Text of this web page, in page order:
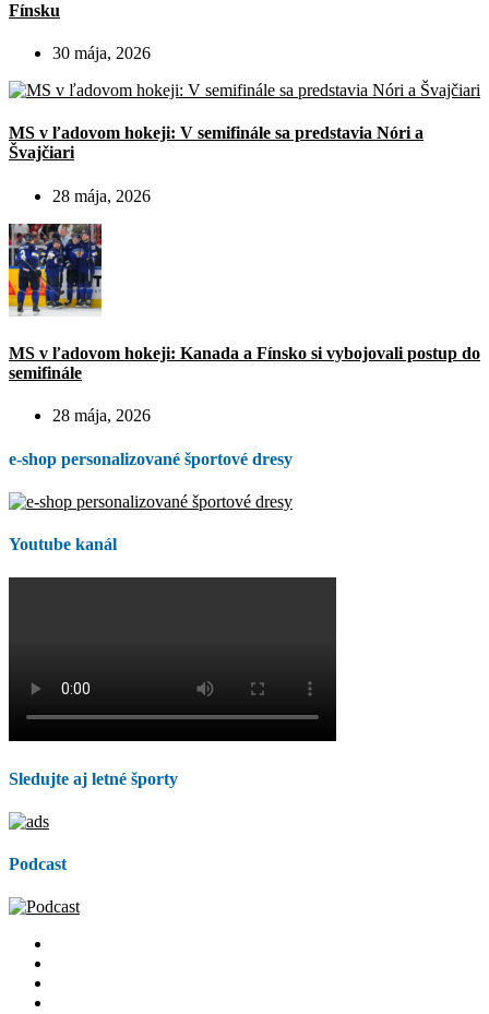
Fínsku
30 mája, 2026
MS v ľadovom hokeji: V semifinále sa predstavia Nóri a
Švajčiari
28 mája, 2026
MS v ľadovom hokeji: Kanada a Fínsko si vybojovali postup do
semifinále
28 mája, 2026
e-shop personalizované športové dresy
Youtube kanál
Sledujte aj letné športy
Podcast